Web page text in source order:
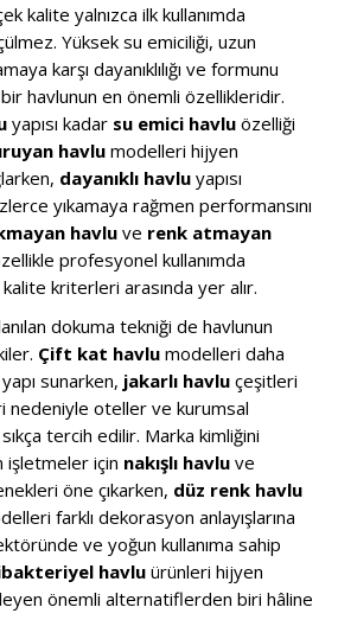
kalite yalnızca ilk kullanımda
Yüksek su emiciliği, uzun
karşı dayanıklılığı ve formunu
havlunun en önemli özellikleridir.
yapısı kadar su emici havlu özelliği
havlu modelleri hijyen
dayanıklı havlu yapısı
yıkamaya rağmen performansını
havluve renk atmayan
profesyonel kullanımda
kriterleri arasında yer alır.
dokuma tekniği de havlunun
Çift kat havlu modelleri daha
sunarken, jakarlı havlu çeşitleri
nedeniyle oteller ve kurumsal
tercih edilir. Marka kimliğini
işletmeler için nakışlı havlu ve
öne çıkarken, düz renk havlu
farklı dekorasyon anlayışlarına
ve yoğun kullanıma sahip
havlu ürünleri hijyen
önemli alternatiflerden biri hâline